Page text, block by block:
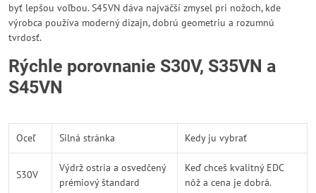
byť lepšou voľbou. S45VN dáva najväčší zmysel pri nožoch, kde
výrobca používa moderný dizajn, dobrú geometriu a rozumnú
tvrdosť.
Rýchle porovnanie S30V, S35VN a
S45VN
Oceľ Silná stránka Kedy ju vybrať
S30V
Výdrž ostria a osvedčený
prémiový štandard
Keď chceš kvalitný EDC
nôž a cena je dobrá.